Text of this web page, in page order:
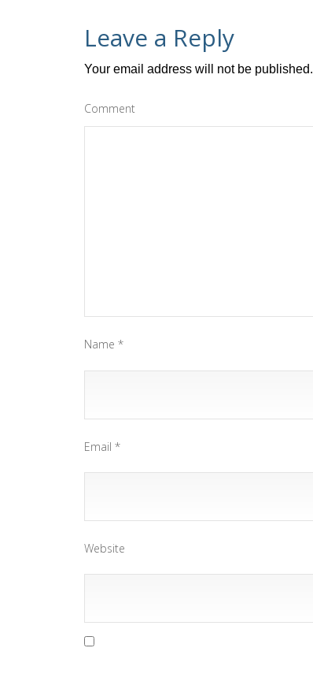
Leave a Reply
Your email address will not be published.
Comment
Name *
Email *
Website